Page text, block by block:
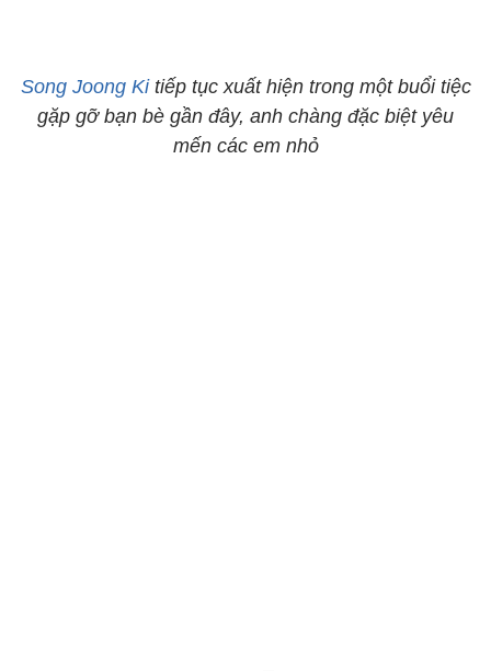
Song Joong Kitiếp tục xuất hiện trong một buổi tiệc
gặp gỡ bạn bè gần đây, anh chàng đặc biệt yêu
mến các em nhỏ